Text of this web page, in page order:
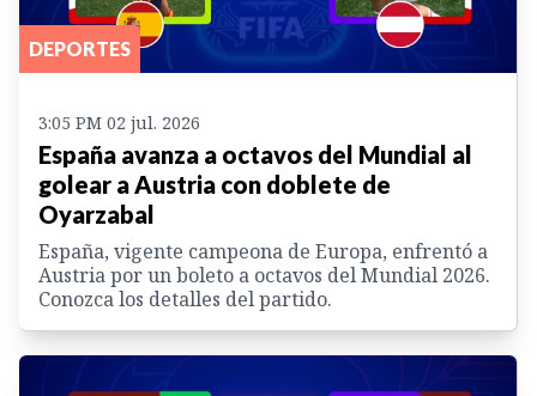
DEPORTES
3:05 PM 02 jul. 2026
España avanza a octavos del Mundial al
golear a Austria con doblete de
Oyarzabal
España, vigente campeona de Europa, enfrentó a
Austria por un boleto a octavos del Mundial 2026.
Conozca los detalles del partido.